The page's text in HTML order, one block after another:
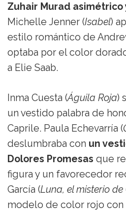
Zuhair Murad asimétrico
Michelle Jenner (Isabel)
estilo romántico de
optaba por el color
a Elie Saab.
Inma Cuesta (Águila Roja)
un vestido palabra de
Caprile. Paula Echevarría (
deslumbraba con un
Dolores Promesas que
figura y un favorecedor
García (Luna, el misterio
modelo de color rojo con